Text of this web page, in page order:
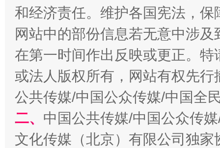
揭开“小金库”的免责幌子
和经济责任。维护各国宪法，
网站中的部份信息若无意中涉
在第一时间作出反映或更正。
或法人版权所有，网站有权先
公共传媒/中国公众传媒/中国全
二、 中国公共传媒/中国公众传
文化传媒（北京）有限公司独